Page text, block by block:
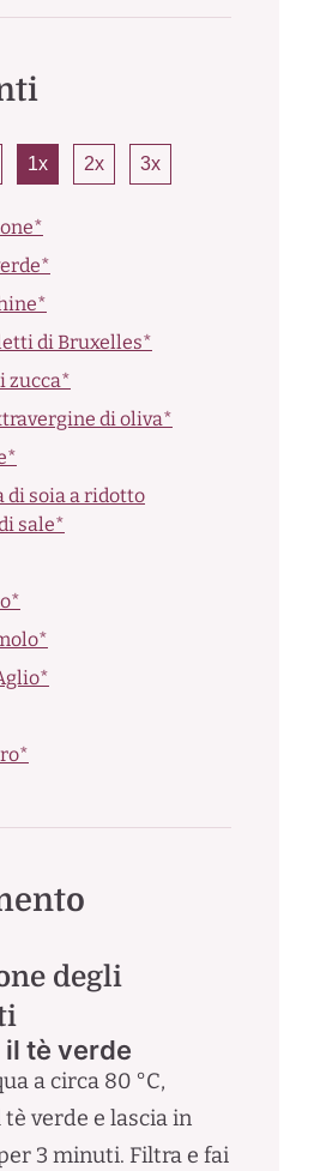
1x 2x 3x
di Bruxelles*
zucca*
di oliva*
di soia a ridotto
sale*
degli
il tè verde
a circa 80 °C,
verde e lascia in
3 minuti. Filtra e fai